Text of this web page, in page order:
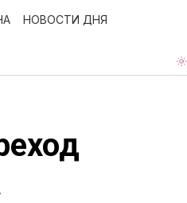
НОВОСТИ ДНЯ